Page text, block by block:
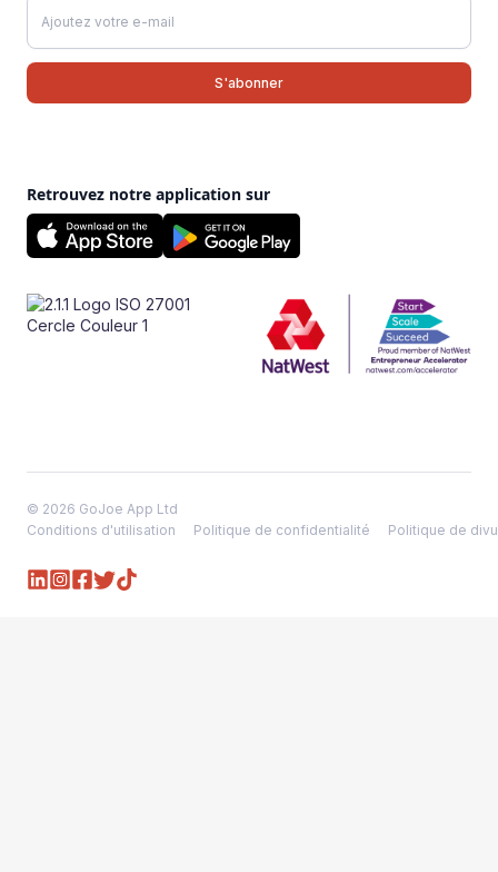
Retrouvez notre application sur
© 2026 GoJoe App Ltd
Conditions d'utilisation
Politique de confidentialité Politique de